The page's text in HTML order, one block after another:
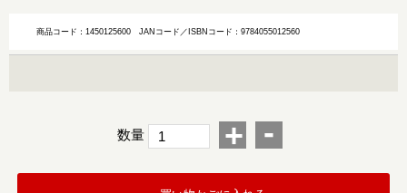
商品コード：1450125600JANコード／ISBNコード：9784055012560
数量 + -